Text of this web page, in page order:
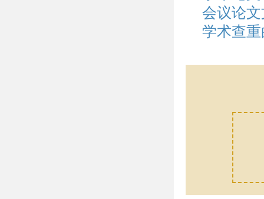
会议论
学术查